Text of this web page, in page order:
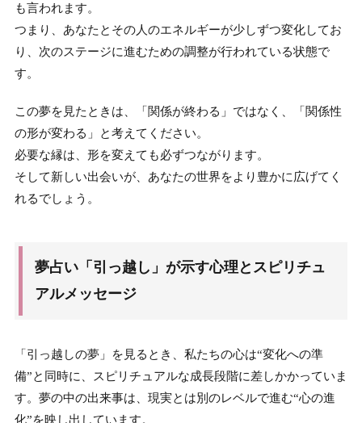
も言われます。
つまり、あなたとその人のエネルギーが少しずつ変化してお
り、次のステージに進むための調整が行われている状態で
す。
この夢を見たときは、「関係が終わる」ではなく、「関係性
の形が変わる」と考えてください。
必要な縁は、形を変えても必ずつながります。
そして新しい出会いが、あなたの世界をより豊かに広げてく
れるでしょう。
夢占い「引っ越し」が示す心理とスピリチュ
アルメッセージ
「引っ越しの夢」を見るとき、私たちの心は“変化への準
備”と同時に、スピリチュアルな成長段階に差しかかっていま
す。夢の中の出来事は、現実とは別のレベルで進む“心の進
化”を映し出しています。